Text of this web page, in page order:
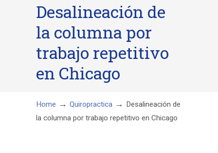
Desalineación de
la columna por
trabajo repetitivo
en Chicago
Home → Quiropractica → Desalineación de
la columna por trabajo repetitivo en Chicago